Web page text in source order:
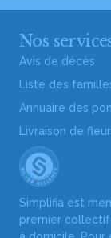
Nos
Avis de décès
Liste des
Annuaire des
Livraison de
Simplifia est
premier collectif